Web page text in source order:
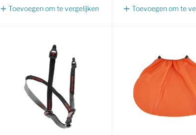
Toevoegen om te vergelijken Toevoegen om te